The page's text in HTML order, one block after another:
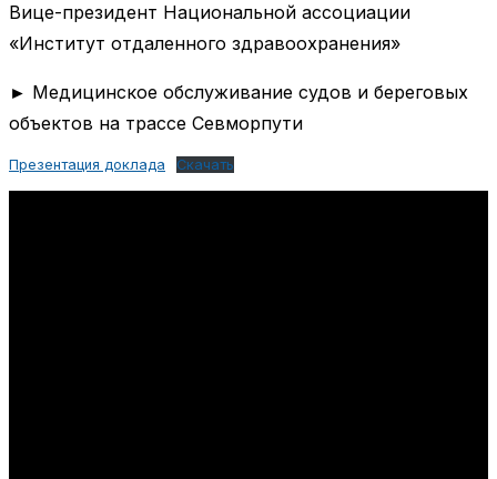
Вице-президент Национальной ассоциации
«Институт отдаленного здравоохранения»
► Медицинское обслуживание судов и береговых
объектов на трассе Севморпути
Презентация доклада Скачать